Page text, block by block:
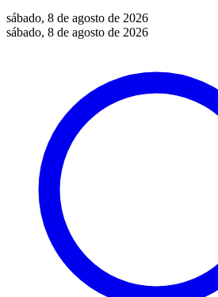
sábado, 8 de agosto de 2026
sábado, 8 de agosto de 2026